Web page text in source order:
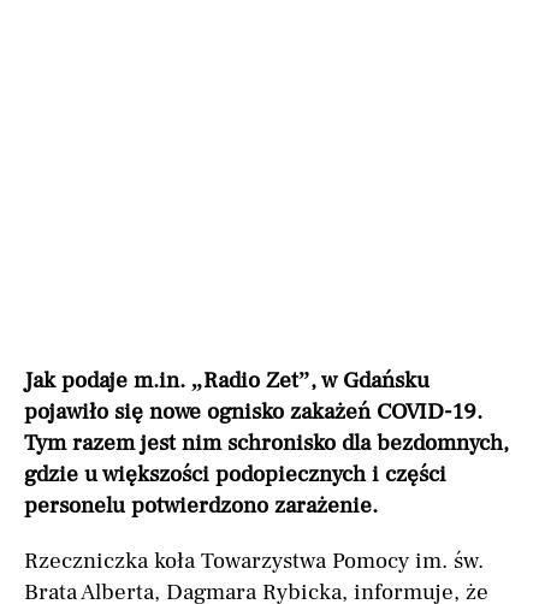
Jak podaje m.in. „Radio Zet”, w Gdańsku
pojawiło się nowe ognisko zakażeń COVID-19.
Tym razem jest nim schronisko dla bezdomnych,
gdzie u większości podopiecznych i części
personelu potwierdzono zarażenie.
Rzeczniczka koła Towarzystwa Pomocy im. św.
Brata Alberta, Dagmara Rybicka, informuje, że